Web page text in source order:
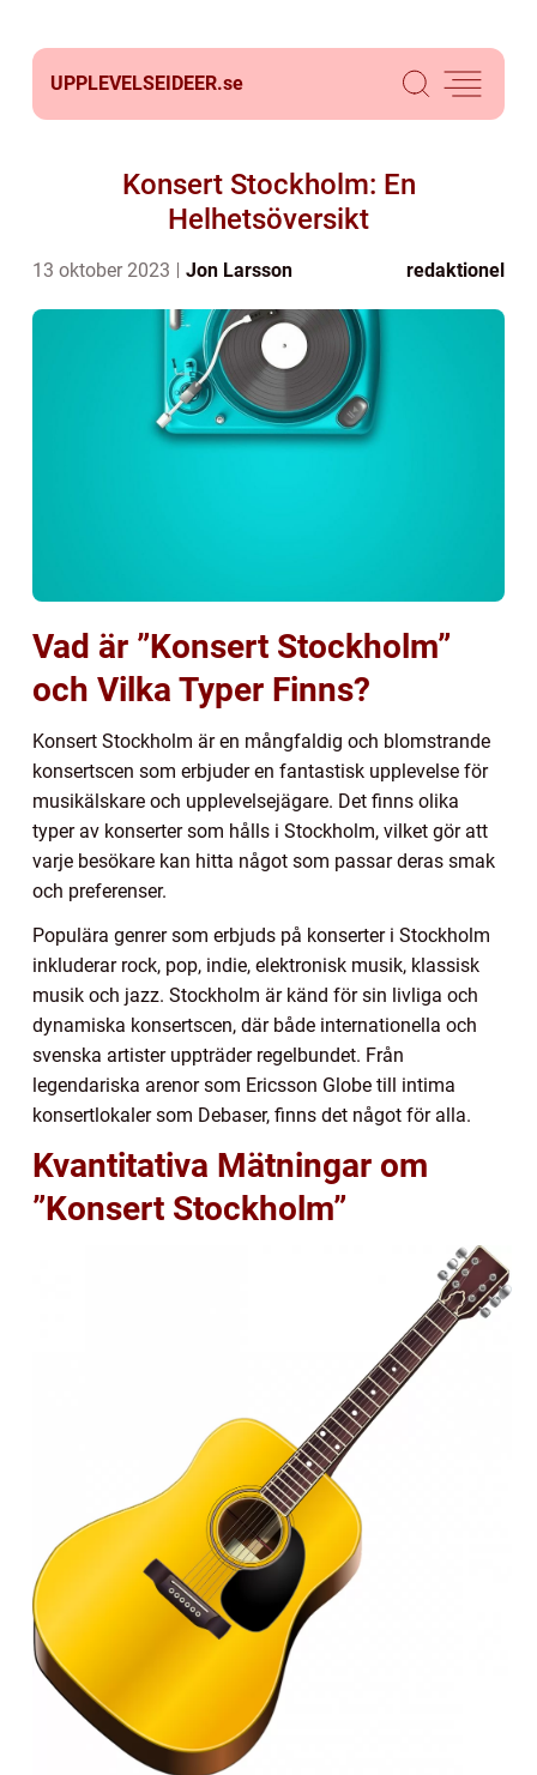
UPPLEVELSEIDEER.se
Konsert Stockholm: En
Helhetsöversikt
13 oktober 2023 Jon Larsson redaktionel
Vad är ”Konsert Stockholm”
och Vilka Typer Finns?
Konsert Stockholm är en mångfaldig och blomstrande
konsertscen som erbjuder en fantastisk upplevelse för
musikälskare och upplevelsejägare. Det finns olika
typer av konserter som hålls i Stockholm, vilket gör att
varje besökare kan hitta något som passar deras smak
och preferenser.
Populära genrer som erbjuds på konserter i Stockholm
inkluderar rock, pop, indie, elektronisk musik, klassisk
musik och jazz. Stockholm är känd för sin livliga och
dynamiska konsertscen, där både internationella och
svenska artister uppträder regelbundet. Från
legendariska arenor som Ericsson Globe till intima
konsertlokaler som Debaser, finns det något för alla.
Kvantitativa Mätningar om
”Konsert Stockholm”